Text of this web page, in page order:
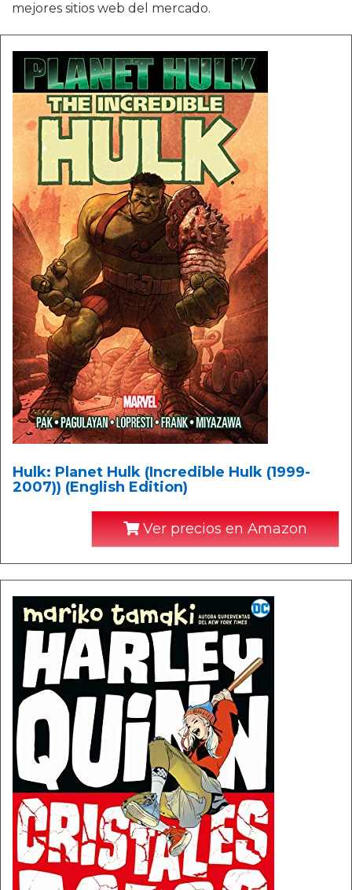
mejores sitios web del mercado.
Hulk: Planet Hulk (Incredible Hulk (1999-
2007)) (English Edition)
Ver precios en Amazon